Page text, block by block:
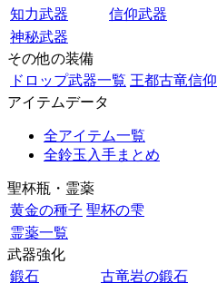
知力武器
信仰武器
神秘武器
その他の装備
ドロップ武器一覧 王都古竜信仰
アイテムデータ
全アイテム一覧
全鈴玉入手まとめ
聖杯瓶・霊薬
黄金の種子 聖杯の雫
霊薬一覧
武器強化
鍛石
古竜岩の鍛石